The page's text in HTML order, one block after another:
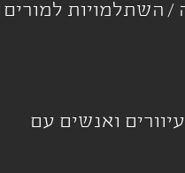
השתלמויות למורים
ואנשים עם